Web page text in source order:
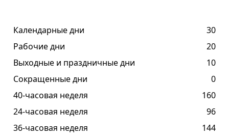
Календарные дни
30
Рабочие дни
20
Выходные и праздничные дни
10
Сокращенные дни
0
40-часовая неделя
160
24-часовая неделя
96
36-часовая неделя
144